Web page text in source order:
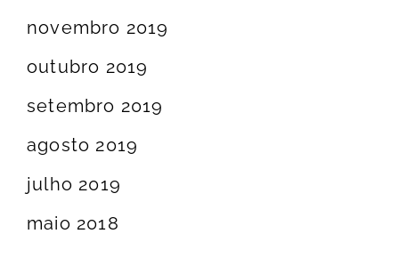
novembro 2019
outubro 2019
setembro 2019
agosto 2019
julho 2019
maio 2018